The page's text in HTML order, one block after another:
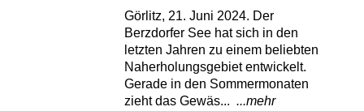
Görlitz, 21. Juni 2024. Der
Berzdorfer See hat sich in den
letzten Jahren zu einem beliebten
Naherholungsgebiet entwickelt.
Gerade in den Sommermonaten
zieht das Gewäs... ...mehr